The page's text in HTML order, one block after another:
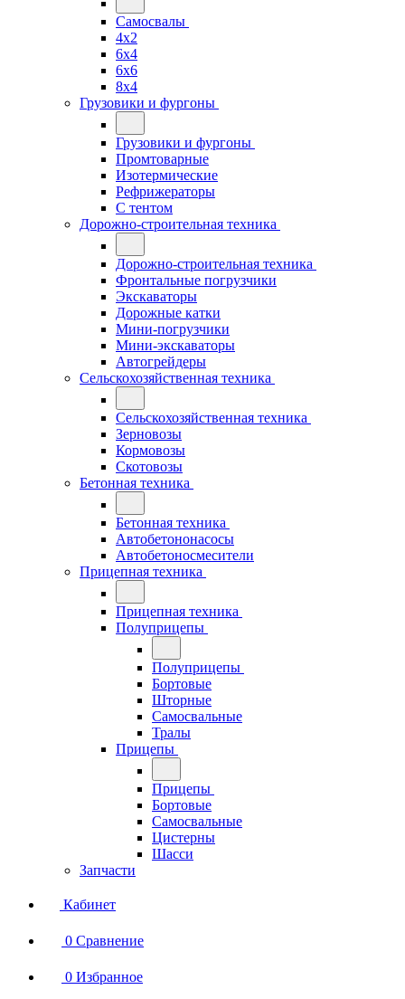
Самосвалы
4x2
6x4
6x6
8x4
Грузовики и фургоны
Грузовики и фургоны
Промтоварные
Изотермические
Рефрижераторы
С тентом
Дорожно-строительная техника
Дорожно-строительная техника
Фронтальные погрузчики
Экскаваторы
Дорожные катки
Мини-погрузчики
Мини-экскаваторы
Автогрейдеры
Сельскохозяйственная техника
Сельскохозяйственная техника
Зерновозы
Кормовозы
Скотовозы
Бетонная техника
Бетонная техника
Автобетононасосы
Автобетоносмесители
Прицепная техника
Прицепная техника
Полуприцепы
Полуприцепы
Бортовые
Шторные
Самосвальные
Тралы
Прицепы
Прицепы
Бортовые
Самосвальные
Цистерны
Шасси
Запчасти
Кабинет
0 Сравнение
0 Избранное